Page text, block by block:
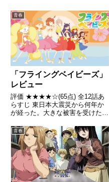
青春
「フライングベイビーズ」
レビュー
評価 ★★★★☆(65点) 全12話あ
らすじ 東日本大震災から何年か
が経った。大きな被害を受けた福
ていた。被災した子供たちも、も
う中学生になった引用- Wikipedia
青春